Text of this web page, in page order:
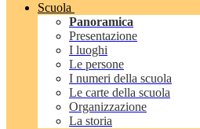
Scuola
Panoramica
Presentazione
I luoghi
Le persone
I numeri della scuola
Le carte della scuola
Organizzazione
La storia